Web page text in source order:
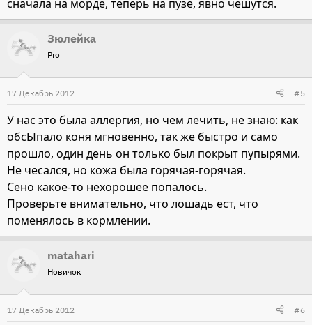
сначала на морде, теперь на пузе, явно чешутся.
Зюлейка
Pro
17 Декабрь 2012 #5
У нас это была аллергия, но чем лечить, не знаю: как
обсЫпало коня мгновенно, так же быстро и само
прошло, один день он только был покрыт пупырями.
Не чесался, но кожа была горячая-горячая.
Сено какое-то нехорошее попалось.
Проверьте внимательно, что лошадь ест, что
поменялось в кормлении.
matahari
Новичок
17 Декабрь 2012 #6